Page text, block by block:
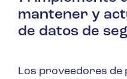
mantener y
de datos de
Los proveedores